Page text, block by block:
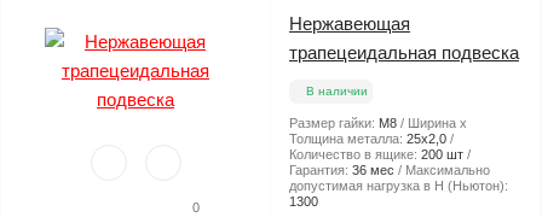
0
Нержавеющая
трапецеидальная подвеска
В наличии
Размер гайки: М8
Ширина х
Толщина металла: 25х2,0
Количество в ящике: 200 шт
Гарантия: 36 мес
Максимально
допустимая нагрузка в Н (Ньютон):
1300